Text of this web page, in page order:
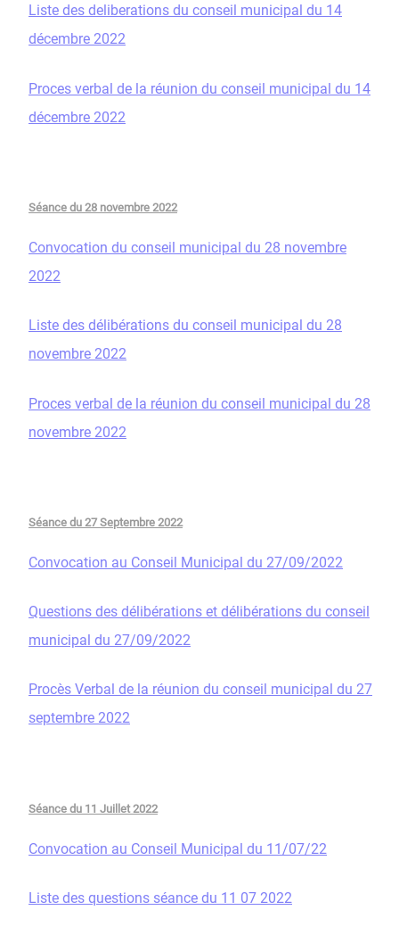
Liste des deliberations du conseil municipal du 14
décembre 2022
Proces verbal de la réunion du conseil municipal du 14
décembre 2022
Séance du 28 novembre 2022
Convocation du conseil municipal du 28 novembre
2022
Liste des délibérations du conseil municipal du 28
novembre 2022
Proces verbal de la réunion du conseil municipal du 28
novembre 2022
Séance du 27 Septembre 2022
Convocation au Conseil Municipal du 27/09/2022
Questions des délibérations et délibérations du conseil
municipal du 27/09/2022
Procès Verbal de la réunion du conseil municipal du 27
septembre 2022
Séance du 11 Juillet 2022
Convocation au Conseil Municipal du 11/07/22
Liste des questions séance du 11 07 2022